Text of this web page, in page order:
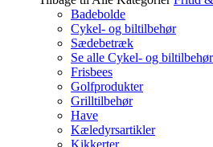
Badebolde
Cykel- og biltilbehør
Sædebetræk
Se alle Cykel- og biltilbehør
Frisbees
Golfprodukter
Grilltilbehør
Have
Kæledyrsartikler
Kikkerter